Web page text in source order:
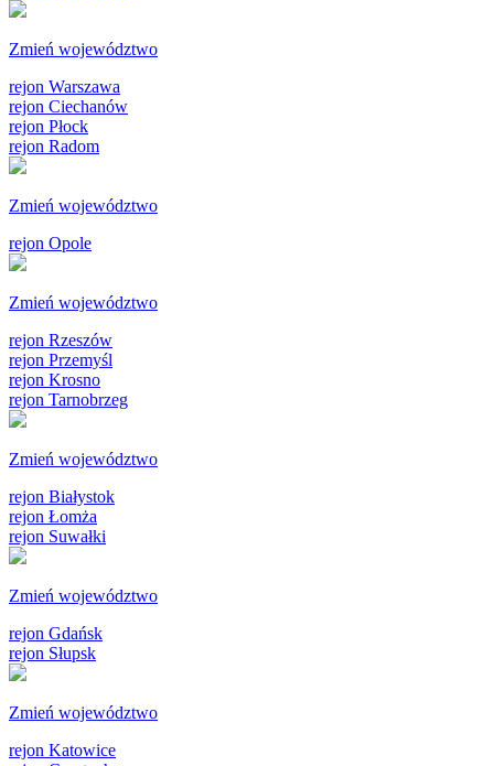
Zmień województwo
rejon Warszawa
rejon Ciechanów
rejon Płock
rejon Radom
Zmień województwo
rejon Opole
Zmień województwo
rejon Rzeszów
rejon Przemyśl
rejon Krosno
rejon Tarnobrzeg
Zmień województwo
rejon Białystok
rejon Łomża
rejon Suwałki
Zmień województwo
rejon Gdańsk
rejon Słupsk
Zmień województwo
rejon Katowice